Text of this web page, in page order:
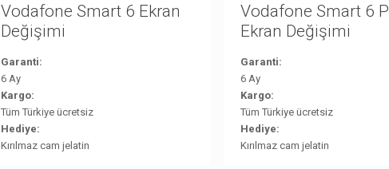
Vodafone Smart 6 Ekran
Değişimi
Garanti:
6 Ay
Kargo:
Tüm Türkiye ücretsiz
Hediye:
Kırılmaz cam jelatin
Vodafone Smart 6
Ekran Değişimi
Garanti:
6 Ay
Kargo:
Tüm Türkiye ücretsiz
Hediye:
Kırılmaz cam jelatin